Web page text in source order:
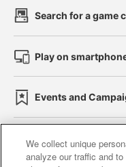
Search for a game
Play on
Events and
Affiliate
We collect unique
analyze our traffic and